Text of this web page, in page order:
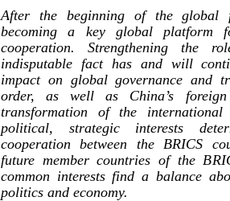
After the beginning of the global
becoming a key global platform
cooperation. Strengthening the
indisputable fact has and will
impact on global governance and
order, as well as China’s
transformation of the international
political, strategic interests
cooperation between the BRICS
future member countries of the
common interests find a balance
politics and economy.